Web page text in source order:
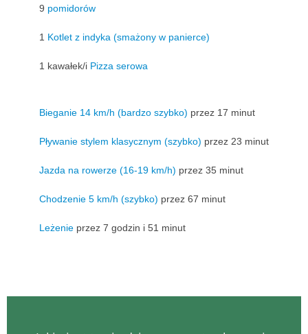
9 pomidorów
1 Kotlet z indyka (smażony w panierce)
1 kawałek/i Pizza serowa
Bieganie 14 km/h (bardzo szybko) przez 17 minut
Pływanie stylem klasycznym (szybko) przez 23 minut
Jazda na rowerze (16-19 km/h) przez 35 minut
Chodzenie 5 km/h (szybko) przez 67 minut
Leżenie przez 7 godzin i 51 minut